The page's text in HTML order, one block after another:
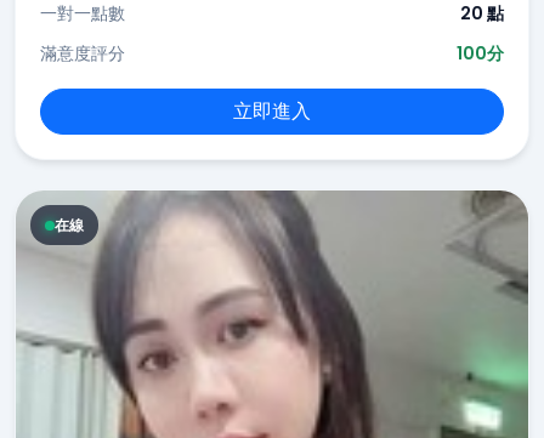
一對一點數
20 點
滿意度評分
100分
立即進入
在線